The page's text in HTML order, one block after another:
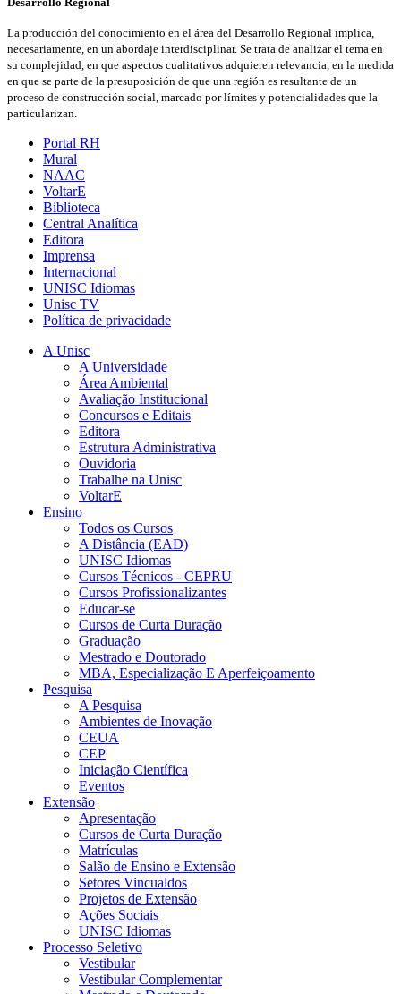
La producción del conocimiento en el área del Desarrollo Regional implica,
necesariamente, en un abordaje interdisciplinar. Se trata de analizar el tema en
su complejidad, en que aspectos cualitativos adquieren relevancia, en la medida
en que se parte de la presuposición de que una región es resultante de un
proceso de construcción social, marcado por límites y potencialidades que la
particularizan.
Portal RH
Mural
NAAC
VoltarE
Biblioteca
Central Analítica
Editora
Imprensa
Internacional
UNISC Idiomas
Unisc TV
Política de privacidade
A Unisc
A Universidade
Área Ambiental
Avaliação Institucional
Concursos e Editais
Editora
Estrutura Administrativa
Ouvidoria
Trabalhe na Unisc
VoltarE
Ensino
Todos os Cursos
A Distância (EAD)
UNISC Idiomas
Cursos Técnicos - CEPRU
Cursos Profissionalizantes
Educar-se
Cursos de Curta Duração
Graduação
Mestrado e Doutorado
MBA, Especialização E Aperfeiçoamento
Pesquisa
A Pesquisa
Ambientes de Inovação
CEUA
CEP
Iniciação Científica
Eventos
Extensão
Apresentação
Cursos de Curta Duração
Matrículas
Salão de Ensino e Extensão
Setores Vincualdos
Projetos de Extensão
Ações Sociais
UNISC Idiomas
Processo Seletivo
Vestibular
Vestibular Complementar